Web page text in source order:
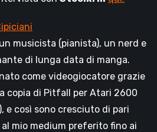
musicista (pianista), un nerd e
di lunga data di manga.
come videogiocatore grazie
copia di Pitfall per Atari 2600
e così sono cresciuto di pari
al mio medium preferito fino ai